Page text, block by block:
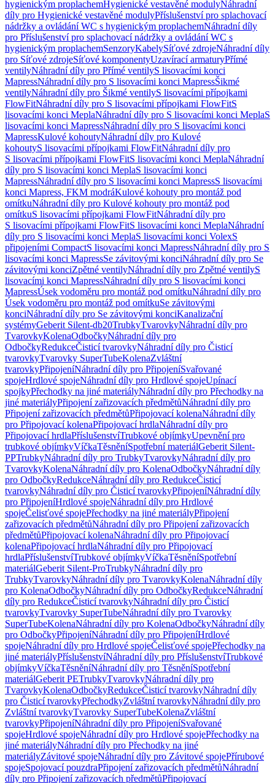
hygienickým proplachemHygienické vestavěné modulyNáhradní
díly pro Hygienické vestavěné modulyPříslušenství pro splachovací
nádržky a ovládání WC s hygienickým proplachemNáhradní díly
pro Příslušenství pro splachovací nádržky a ovládání WC s
hygienickým proplachemSenzoryKabelySíťové zdrojeNáhradní díly
pro Síťové zdrojeSíťové komponentyUzavírací armaturyPřímé
ventilyNáhradní díly pro Přímé ventilyS lisovacími konci
MapressNáhradní díly pro S lisovacími konci MapressŠikmé
ventilyNáhradní díly pro Šikmé ventilyS lisovacími přípojkami
FlowFitNáhradní díly pro S lisovacími přípojkami FlowFitS
lisovacími konci MeplaNáhradní díly pro S lisovacími konci MeplaS
lisovacími konci MapressNáhradní díly pro S lisovacími konci
MapressKulové kohoutyNáhradní díly pro Kulové
kohoutyS lisovacími přípojkami FlowFitNáhradní díly pro
S lisovacími přípojkami FlowFitS lisovacími konci MeplaNáhradní
díly pro S lisovacími konci MeplaS lisovacími konci
MapressNáhradní díly pro S lisovacími konci MapressS lisovacími
konci Mapress, FKM modráKulové kohouty pro montáž pod
omítkuNáhradní díly pro Kulové kohouty pro montáž pod
omítkuS lisovacími přípojkami FlowFitNáhradní díly pro
S lisovacími přípojkami FlowFitS lisovacími konci MeplaNáhradní
díly pro S lisovacími konci MeplaS lisovacími konci VolexS
připojeními CompactS lisovacími konci MapressNáhradní díly pro S
lisovacími konci MapressSe závitovými konciNáhradní díly pro Se
závitovými konciZpětné ventilyNáhradní díly pro Zpětné ventilyS
lisovacími konci MapressNáhradní díly pro S lisovacími konci
MapressÚsek vodoměru pro montáž pod omítkuNáhradní díly pro
Úsek vodoměru pro montáž pod omítkuSe závitovými
konciNáhradní díly pro Se závitovými konciKanalizační
systémyGeberit Silent-db20TrubkyTvarovkyNáhradní díly pro
TvarovkyKolenaOdbočkyNáhradní díly pro
OdbočkyRedukceČisticí tvarovkyNáhradní díly pro Čisticí
tvarovkyTvarovky SuperTubeKolenaZvláštní
tvarovkyPřipojeníNáhradní díly pro PřipojeníSvařované
spojeHrdlové spojeNáhradní díly pro Hrdlové spojeUpínací
spojkyPřechodky na jiné materiályNáhradní díly pro Přechodky na
jiné materiályPřipojení zařizovacích předmětůNáhradní díly pro
Připojení zařizovacích předmětůPřipojovací kolenaNáhradní díly
pro Připojovací kolenaPřipojovací hrdlaNáhradní díly pro
Připojovací hrdlaPříslušenstvíTrubkové objímkyUpevnění pro
trubkové objímkyVíčkaTěsněníSpotřební materiálGeberit Silent-
PPTrubkyNáhradní díly pro TrubkyTvarovkyNáhradní díly pro
TvarovkyKolenaNáhradní díly pro KolenaOdbočkyNáhradní díly
pro OdbočkyRedukceNáhradní díly pro RedukceČisticí
tvarovkyNáhradní díly pro Čisticí tvarovkyPřipojeníNáhradní díly
pro PřipojeníHrdlové spojeNáhradní díly pro Hrdlové
spojeČelisťové spojePřechodky na jiné materiályPřipojení
zařizovacích předmětůNáhradní díly pro Připojení zařizovacích
předmětůPřipojovací kolenaNáhradní díly pro Připojovací
kolenaPřipojovací hrdlaNáhradní díly pro Připojovací
hrdlaPříslušenstvíTrubkové objímkyVíčkaTěsněníSpotřební
materiálGeberit Silent-ProTrubkyNáhradní díly pro
TrubkyTvarovkyNáhradní díly pro TvarovkyKolenaNáhradní díly
pro KolenaOdbočkyNáhradní díly pro OdbočkyRedukceNáhradní
díly pro RedukceČisticí tvarovkyNáhradní díly pro Čisticí
tvarovkyTvarovky SuperTubeNáhradní díly pro Tvarovky
SuperTubeKolenaNáhradní díly pro KolenaOdbočkyNáhradní díly
pro OdbočkyPřipojeníNáhradní díly pro PřipojeníHrdlové
spojeNáhradní díly pro Hrdlové spojeČelisťové spojePřechodky na
jiné materiályPříslušenstvíNáhradní díly pro PříslušenstvíTrubkové
objímkyVíčkaTěsněníNáhradní díly pro TěsněníSpotřební
materiálGeberit PETrubkyTvarovkyNáhradní díly pro
TvarovkyKolenaOdbočkyRedukceČisticí tvarovkyNáhradní díly
pro Čisticí tvarovkyPřechodkyZvláštní tvarovkyNáhradní díly pro
Zvláštní tvarovkyTvarovky SuperTubeKolenaZvláštní
tvarovkyPřipojeníNáhradní díly pro PřipojeníSvařované
spojeHrdlové spojeNáhradní díly pro Hrdlové spojePřechodky na
jiné materiályNáhradní díly pro Přechodky na jiné
materiályZávitové spojeNáhradní díly pro Závitové spojePřírubové
spojeSpojovací pouzdraPřipojení zařizovacích předmětůNáhradní
díly pro Připojení zařizovacích předmětůPřipojovací